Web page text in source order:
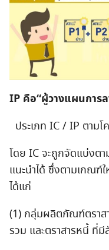
IP คือ“ผู้วางแผนการ
ประเภท IC / IP ตาม
โดย IC จะถูกจัดแบ่งต
แนะนำได้ ซึ่งตามเกณ
ได้แก่
(1) กลุ่มผลิตภัณฑ์ตราส
รวม และตราสารหนี้ ที่